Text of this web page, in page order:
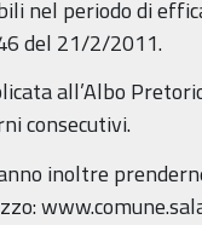
nel periodo di
del 21/2/2011.
all’Albo
consecutivi.
inoltre